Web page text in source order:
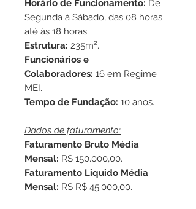
Horário de Funcionamento: De
Segunda à Sábado, das 08 horas
até às 18 horas.
Estrutura: 235m².
Funcionários e
Colaboradores: 16 em Regime
MEI.
Tempo de Fundação: 10 anos.
Dados de faturamento:
Faturamento Bruto Média
Mensal: R$ 150.000,00.
Faturamento Liquido Média
Mensal: R$ R$ 45.000,00.